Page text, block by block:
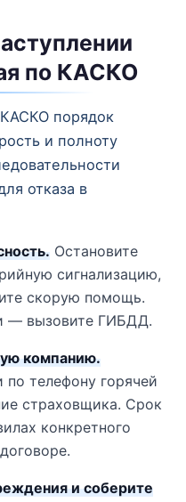
по КАСКО
порядок
и полноту
отказа в
Остановите
сигнализацию,
скорую помощь.
— вызовите ГИБДД.
компанию.
телефону горячей
страховщика. Срок
конкретного
и соберите